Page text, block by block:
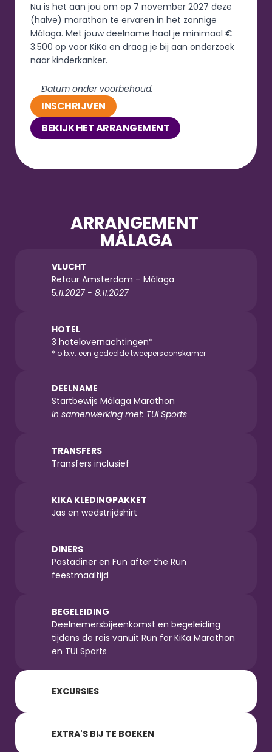
Nu is het aan jou om op 7 november 2027 deze
(halve) marathon te ervaren in het zonnige
Málaga. Met jouw deelname haal je minimaal €
3.500 op voor KiKa en draag je bij aan onderzoek
naar kinderkanker.
Datum onder voorbehoud.
INSCHRIJVEN
BEKIJK HET ARRANGEMENT
ARRANGEMENT
MÁLAGA
VLUCHT
Retour Amsterdam – Málaga
5.11.2027 - 8.11.2027
HOTEL
3 hotelovernachtingen*
* o.b.v. een gedeelde tweepersoonskamer
DEELNAME
Startbewijs Málaga Marathon
In samenwerking met: TUI Sports
TRANSFERS
Transfers inclusief
KIKA KLEDINGPAKKET
Jas en wedstrijdshirt
DINERS
Pastadiner en Fun after the Run
feestmaaltijd
BEGELEIDING
Deelnemersbijeenkomst en begeleiding
tijdens de reis vanuit Run for KiKa Marathon
en TUI Sports
EXCURSIES
EXTRA'S BIJ TE BOEKEN